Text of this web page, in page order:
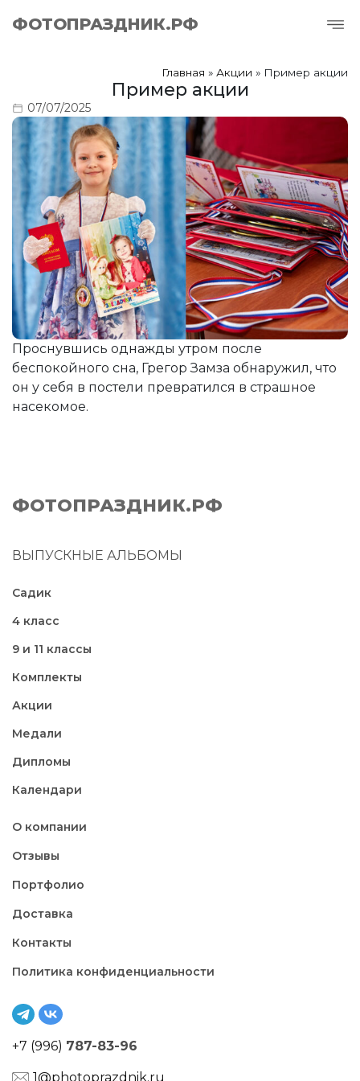
ФОТОПРАЗДНИК.РФ
Главная » Акции » Пример акции
Пример акции
07/07/2025
Проснувшись однажды утром после
беспокойного сна, Грегор Замза обнаружил, что
он у себя в постели превратился в страшное
насекомое.
ФОТОПРАЗДНИК.РФ
ВЫПУСКНЫЕ АЛЬБОМЫ
Садик
4 класс
9 и 11 классы
Комплекты
Акции
Медали
Дипломы
Календари
О компании
Отзывы
Портфолио
Доставка
Контакты
Политика конфиденциальности
+7 (996) 787-83-96
1@photoprazdnik.ru